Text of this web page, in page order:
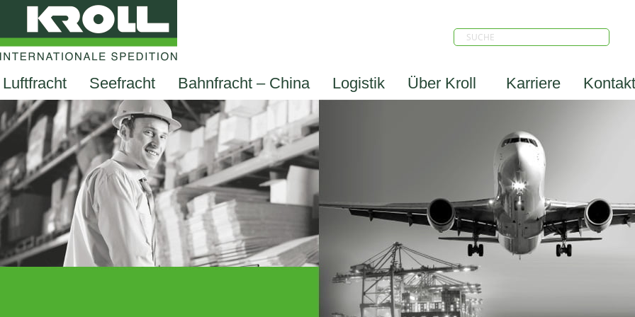
Luftfracht Seefracht Bahnfracht – China Logistik Über Kroll Karriere Kontakt
EN
DE